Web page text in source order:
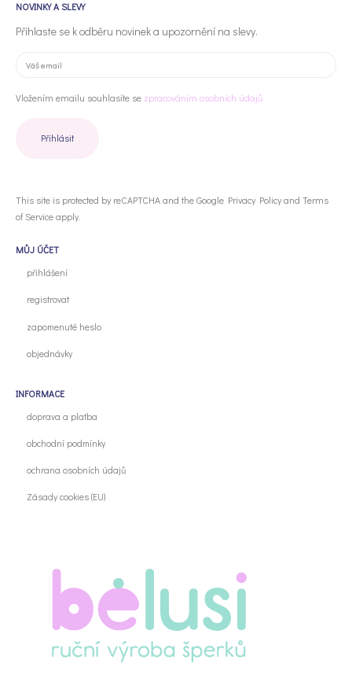
NOVINKY A SLEVY
Přihlaste se k odběru novinek a upozornění na slevy.
Vložením emailu souhlasíte se zpracováním osobních údajů
This site is protected by reCAPTCHA and the Google Privacy Policyand Terms
of Serviceapply.
MŮJ ÚČET
přihlášení
registrovat
zapomenuté heslo
objednávky
INFORMACE
doprava a platba
obchodní podmínky
ochrana osobních údajů
Zásady cookies (EU)